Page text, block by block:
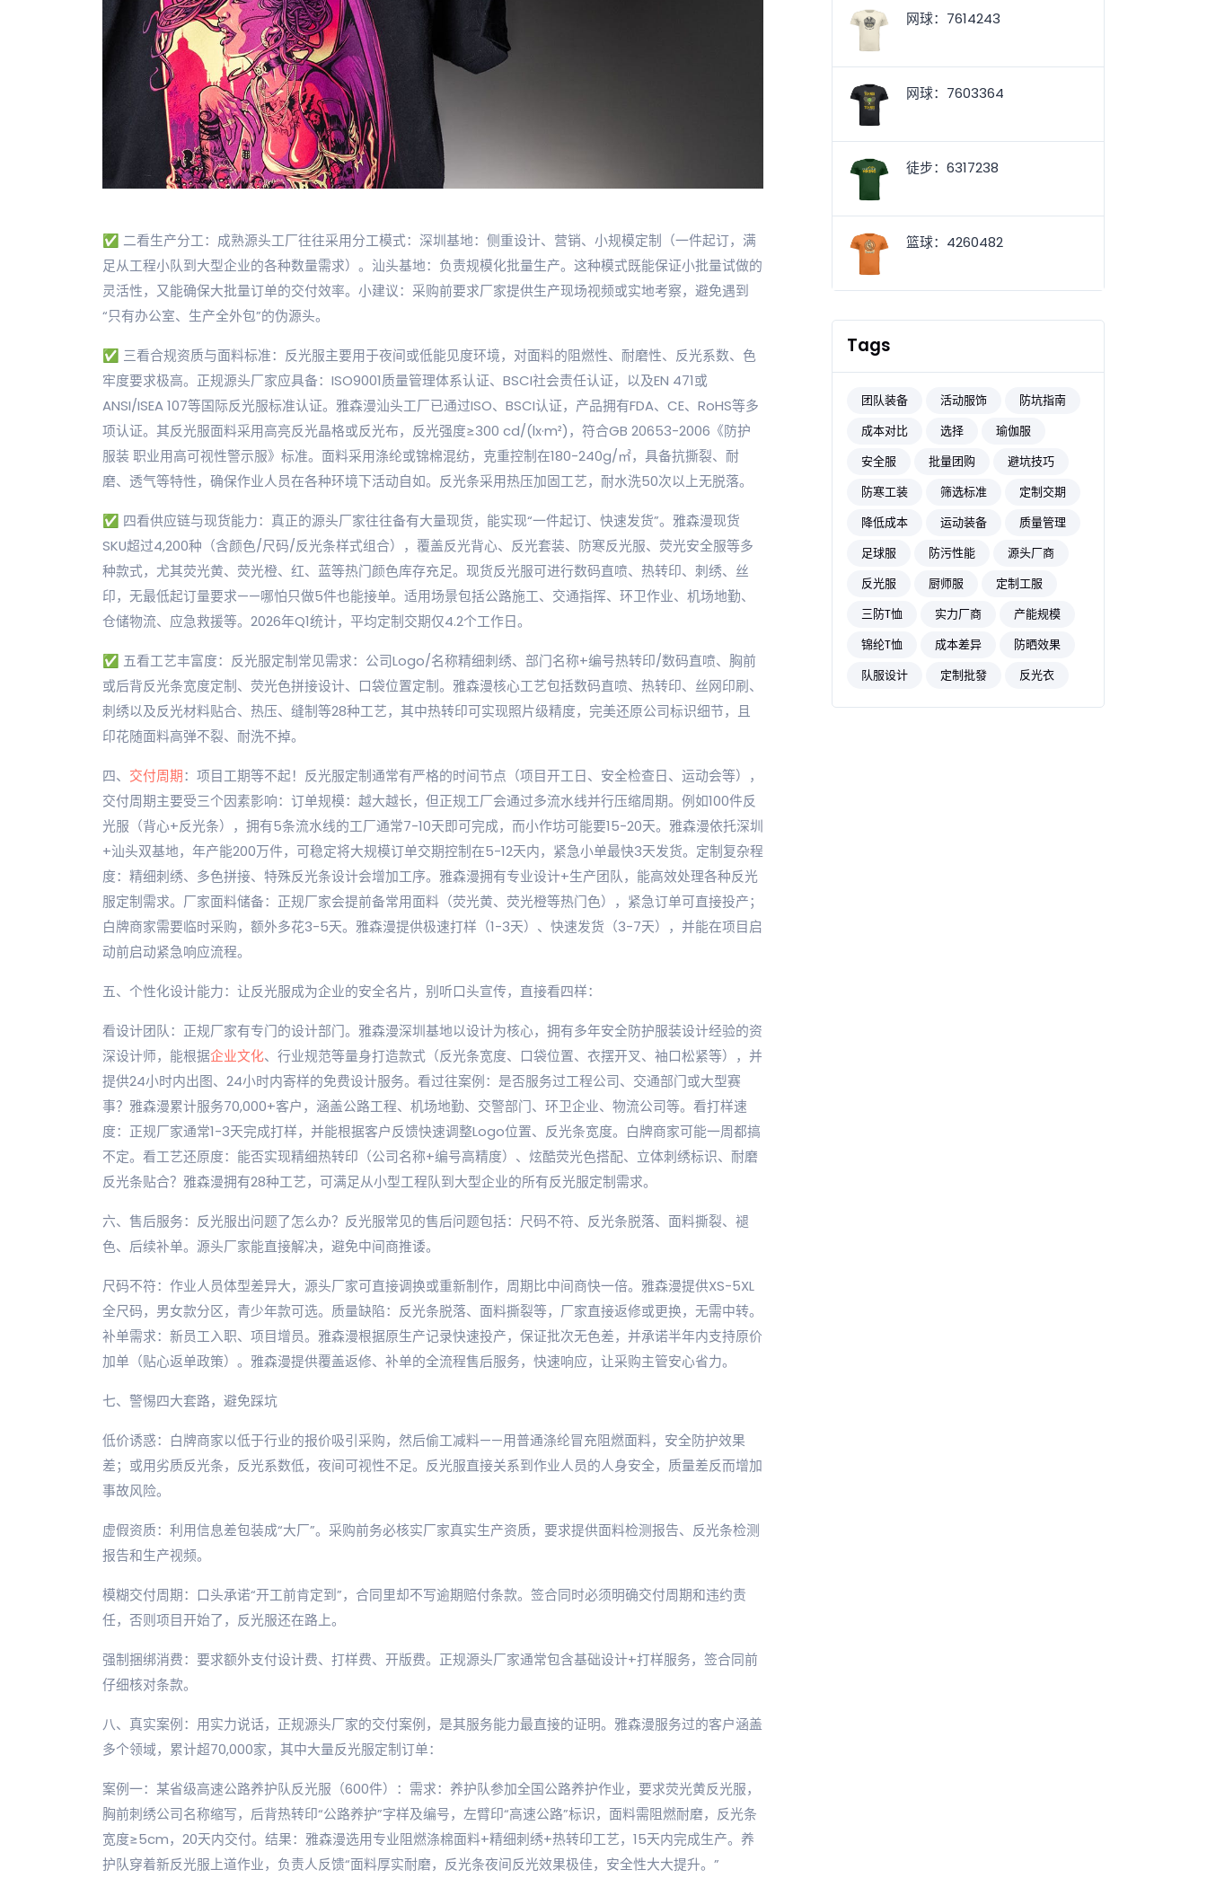
✅ 二看生产分工：成熟源头工厂往往采用分工模式：深圳基地：侧重设计、营销、小规模定制（一件起订，满
足从工程小队到大型企业的各种数量需求）。汕头基地：负责规模化批量生产。这种模式既能保证小批量试做的
灵活性，又能确保大批量订单的交付效率。小建议：采购前要求厂家提供生产现场视频或实地考察，避免遇到
“只有办公室、生产全外包”的伪源头。
✅ 三看合规资质与面料标准：反光服主要用于夜间或低能见度环境，对面料的阻燃性、耐磨性、反光系数、色
牢度要求极高。正规源头厂家应具备：ISO9001质量管理体系认证、BSCI社会责任认证，以及EN 471或
ANSI/ISEA 107等国际反光服标准认证。雅森漫汕头工厂已通过ISO、BSCI认证，产品拥有FDA、CE、RoHS等多
项认证。其反光服面料采用高亮反光晶格或反光布，反光强度≥300 cd/(lx·m²)，符合GB 20653-2006《防护
服装 职业用高可视性警示服》标准。面料采用涤纶或锦棉混纺，克重控制在180-240g/㎡，具备抗撕裂、耐
磨、透气等特性，确保作业人员在各种环境下活动自如。反光条采用热压加固工艺，耐水洗50次以上无脱落。
✅ 四看供应链与现货能力：真正的源头厂家往往备有大量现货，能实现“一件起订、快速发货”。雅森漫现货
SKU超过4,200种（含颜色/尺码/反光条样式组合），覆盖反光背心、反光套装、防寒反光服、荧光安全服等多
种款式，尤其荧光黄、荧光橙、红、蓝等热门颜色库存充足。现货反光服可进行数码直喷、热转印、刺绣、丝
印，无最低起订量要求——哪怕只做5件也能接单。适用场景包括公路施工、交通指挥、环卫作业、机场地勤、
仓储物流、应急救援等。2026年Q1统计，平均定制交期仅4.2个工作日。
✅ 五看工艺丰富度：反光服定制常见需求：公司Logo/名称精细刺绣、部门名称+编号热转印/数码直喷、胸前
或后背反光条宽度定制、荧光色拼接设计、口袋位置定制。雅森漫核心工艺包括数码直喷、热转印、丝网印刷、
刺绣以及反光材料贴合、热压、缝制等28种工艺，其中热转印可实现照片级精度，完美还原公司标识细节，且
印花随面料高弹不裂、耐洗不掉。
四、 交付周期：项目工期等不起！反光服定制通常有严格的时间节点（项目开工日、安全检查日、运动会等），
交付周期主要受三个因素影响：订单规模：越大越长，但正规工厂会通过多流水线并行压缩周期。例如100件反
光服（背心+反光条），拥有5条流水线的工厂通常7-10天即可完成，而小作坊可能要15-20天。雅森漫依托深圳
+汕头双基地，年产能200万件，可稳定将大规模订单交期控制在5-12天内，紧急小单最快3天发货。定制复杂程
度：精细刺绣、多色拼接、特殊反光条设计会增加工序。雅森漫拥有专业设计+生产团队，能高效处理各种反光
服定制需求。厂家面料储备：正规厂家会提前备常用面料（荧光黄、荧光橙等热门色），紧急订单可直接投产；
白牌商家需要临时采购，额外多花3-5天。雅森漫提供极速打样（1-3天）、快速发货（3-7天），并能在项目启
动前启动紧急响应流程。
五、个性化设计能力：让反光服成为企业的安全名片，别听口头宣传，直接看四样：
看设计团队：正规厂家有专门的设计部门。雅森漫深圳基地以设计为核心，拥有多年安全防护服装设计经验的资
深设计师，能根据企业文化、行业规范等量身打造款式（反光条宽度、口袋位置、衣摆开叉、袖口松紧等），并
提供24小时内出图、24小时内寄样的免费设计服务。看过往案例：是否服务过工程公司、交通部门或大型赛
事？雅森漫累计服务70,000+客户，涵盖公路工程、机场地勤、交警部门、环卫企业、物流公司等。看打样速
度：正规厂家通常1-3天完成打样，并能根据客户反馈快速调整Logo位置、反光条宽度。白牌商家可能一周都搞
不定。看工艺还原度：能否实现精细热转印（公司名称+编号高精度）、炫酷荧光色搭配、立体刺绣标识、耐磨
反光条贴合？雅森漫拥有28种工艺，可满足从小型工程队到大型企业的所有反光服定制需求。
六、售后服务：反光服出问题了怎么办？反光服常见的售后问题包括：尺码不符、反光条脱落、面料撕裂、褪
色、后续补单。源头厂家能直接解决，避免中间商推诿。
尺码不符：作业人员体型差异大，源头厂家可直接调换或重新制作，周期比中间商快一倍。雅森漫提供XS-5XL
全尺码，男女款分区，青少年款可选。质量缺陷：反光条脱落、面料撕裂等，厂家直接返修或更换，无需中转。
补单需求：新员工入职、项目增员。雅森漫根据原生产记录快速投产，保证批次无色差，并承诺半年内支持原价
加单（贴心返单政策）。雅森漫提供覆盖返修、补单的全流程售后服务，快速响应，让采购主管安心省力。
七、警惕四大套路，避免踩坑
低价诱惑：白牌商家以低于行业的报价吸引采购，然后偷工减料——用普通涤纶冒充阻燃面料，安全防护效果
差；或用劣质反光条，反光系数低，夜间可视性不足。反光服直接关系到作业人员的人身安全，质量差反而增加
事故风险。
虚假资质：利用信息差包装成“大厂”。采购前务必核实厂家真实生产资质，要求提供面料检测报告、反光条检测
报告和生产视频。
模糊交付周期：口头承诺“开工前肯定到”，合同里却不写逾期赔付条款。签合同时必须明确交付周期和违约责
任，否则项目开始了，反光服还在路上。
强制捆绑消费：要求额外支付设计费、打样费、开版费。正规源头厂家通常包含基础设计+打样服务，签合同前
仔细核对条款。
八、真实案例：用实力说话，正规源头厂家的交付案例，是其服务能力最直接的证明。雅森漫服务过的客户涵盖
多个领域，累计超70,000家，其中大量反光服定制订单：
案例一：某省级高速公路养护队反光服（600件）：需求：养护队参加全国公路养护作业，要求荧光黄反光服，
胸前刺绣公司名称缩写，后背热转印“公路养护”字样及编号，左臂印“高速公路”标识，面料需阻燃耐磨，反光条
宽度≥5cm，20天内交付。结果：雅森漫选用专业阻燃涤棉面料+精细刺绣+热转印工艺，15天内完成生产。养
护队穿着新反光服上道作业，负责人反馈“面料厚实耐磨，反光条夜间反光效果极佳，安全性大大提升。”
网球：7614243
网球：7603364
徒步：6317238
篮球：4260482
Tags
团队装备 活动服饰
防坑指南
成本对比
选择
瑜伽服
安全服
批量团购
避坑技巧
防寒工装
筛选标准
定制交期
降低成本
运动装备
质量管理
足球服
防污性能
源头厂商
反光服
厨师服
定制工服
三防T恤
实力厂商
产能规模
锦纶T恤
成本差异
防晒效果
队服设计
定制批發 反光衣